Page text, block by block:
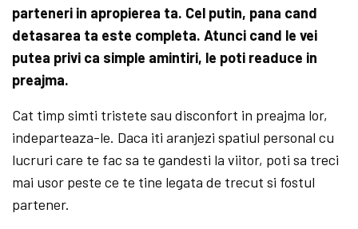
parteneri in apropierea ta. Cel putin, pana cand
detasarea ta este completa. Atunci cand le vei
putea privi ca simple amintiri, le poti readuce in
preajma.
Cat timp simti tristete sau disconfort in preajma lor,
indeparteaza-le. Daca iti aranjezi spatiul personal cu
lucruri care te fac sa te gandesti la viitor, poti sa treci
mai usor peste ce te tine legata de trecut si fostul
partener.